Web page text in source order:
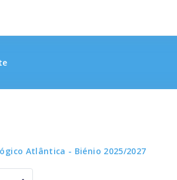
Atlântica - Biénio 2025/2027